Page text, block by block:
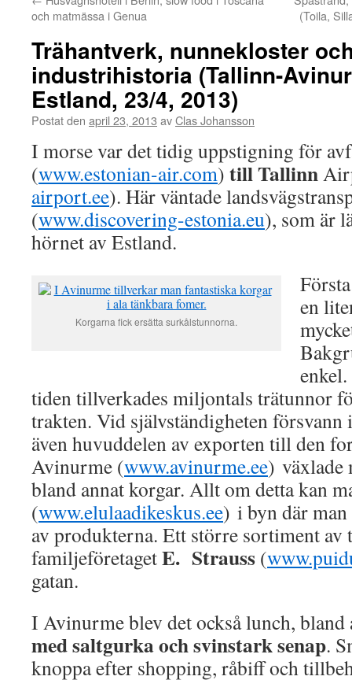
och matmässa i Genua
(Toila,
Trähantverk, nunnekloster
industrihistoria (Tallinn-
Estland, 23/4, 2013)
Postat den april 23, 2013 avClas Johansson
I morse var det tidig uppstigning för
(www.estonian-air.com) till Tallinn
airport.ee). Här väntade
(www.discovering-estonia.eu), som är
hörnet av Estland.
Korgarna fick ersätta surkålstunnorna.
en
tiden tillverkades miljontals trätunnor
trakten. Vid självständigheten försvann
även huvuddelen av exporten till den
Avinurme (www.avinurme.ee) växlade
bland annat korgar. Allt om detta kan
(www.elulaadikeskus.ee) i byn där man
av produkterna. Ett större sortiment av
familjeföretagetE. Strauss (
gatan.
I Avinurme blev det också lunch,
med saltgurka och svinstark senap.
knoppa efter shopping, råbiff och